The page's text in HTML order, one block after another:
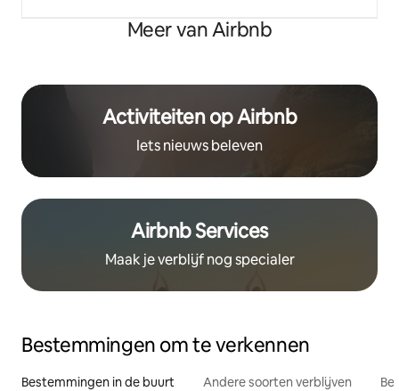
Meer van Airbnb
Activiteiten op Airbnb
Iets nieuws beleven
Airbnb Services
Maak je verblijf nog specialer
Bestemmingen om te verkennen
Bestemmingen in de buurt Andere soorten verblijven